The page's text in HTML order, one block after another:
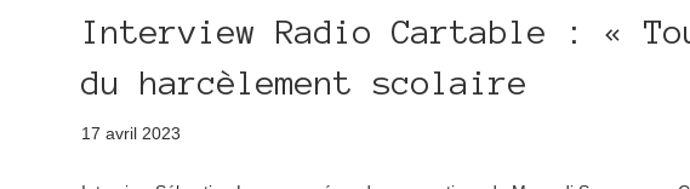
Interview Radio Cartable : «
du harcèlement scolaire
17 avril 2023